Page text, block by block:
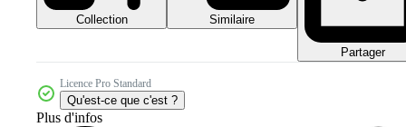
Collection Similaire
Partager
Licence Pro Standard
Qu'est-ce que c'est ?
Plus d'infos